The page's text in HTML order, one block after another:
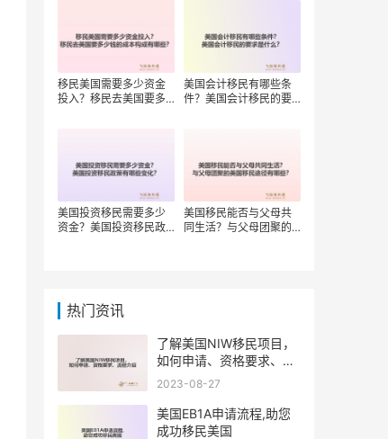
移民美国需要多少资金
投入？移民去美国要多
美国会计移民有哪些条
件？美国会计移民的要
美国投资移民需要多少
资金？美国投资移民政
美国移民能否与父母共
同生活？与父母团聚的
热门资讯
了解美国NIW移民项目，
如何申请、资格要求、流
程介绍
2023-08-27
美国EB1A申请流程,助您
成功移民美国